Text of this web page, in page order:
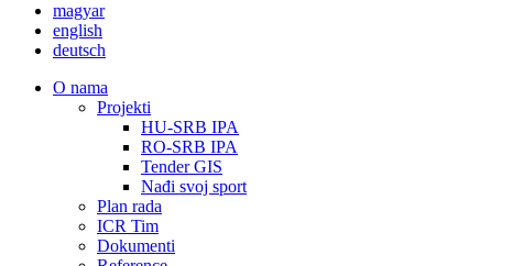
magyar
english
deutsch
О nama
Projekti
HU-SRB IPA
RO-SRB IPA
Tender GIS
Nađi svoj sport
Plan rada
ICR Tim
Dokumenti